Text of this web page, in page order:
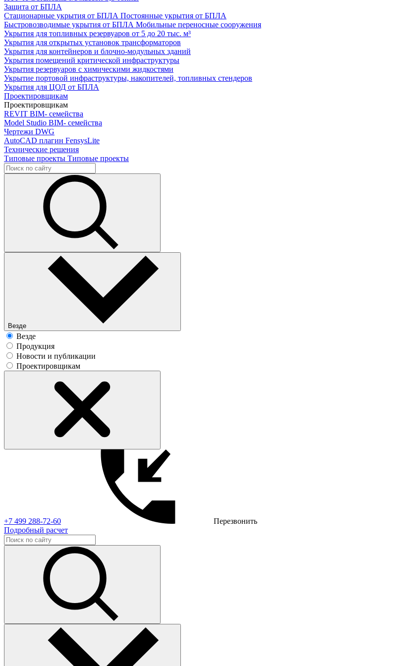
Защита от БПЛА
Стационарные укрытия от БПЛА Постоянные укрытия от БПЛА
Быстровозводимые укрытия от БПЛА Мобильные переносные сооружения
Укрытия для топливных резервуаров от 5 до 20 тыс. м³
Укрытия для открытых установок трансформаторов
Укрытия для контейнеров и блочно-модульных зданий
Укрытия помещений критической инфраструктуры
Укрытия резервуаров с химическими жидкостями
Укрытие портовой инфраструктуры, накопителей, топливных стендеров
Укрытия для ЦОД от БПЛА
Проектировщикам
Проектировщикам
REVIT BIM- семейства
Model Studio BIM- семейства
Чертежи DWG
AutoCAD плагин FensysLite
Технические решения
Типовые проекты Типовые проекты
Везде
Везде
Продукция
Новости и публикации
Проектировщикам
+7 499 288-72-60
Перезвонить
Подробный расчет